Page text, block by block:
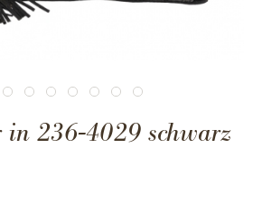
in 236-4029 schwarz